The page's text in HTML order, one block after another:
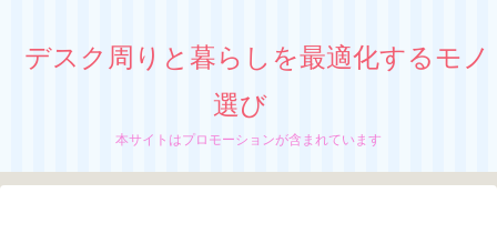
デスク周りと暮らしを最適化するモノ
選び
本サイトはプロモーションが含まれています